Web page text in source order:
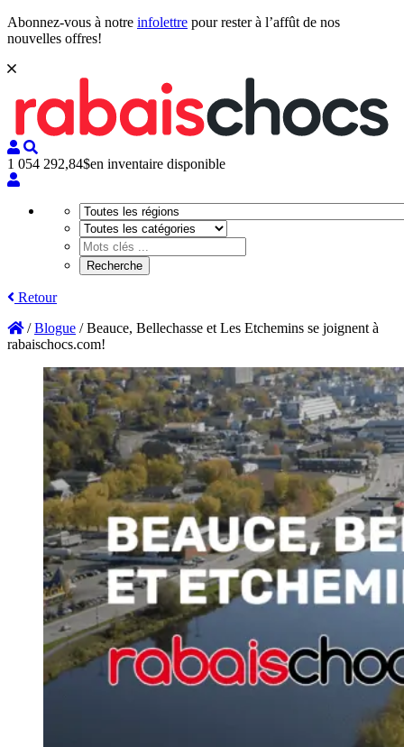
Abonnez-vous à notre infolettre pour rester à l’affût de nos
nouvelles offres!
1 054 292,84$en inventaire disponible
Retour
/Blogue /Beauce, Bellechasse et Les Etchemins se joignent à
rabaischocs.com!